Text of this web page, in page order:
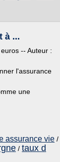
à ...
-- Auteur :
l'assurance
une
assurance vie /
/ taux d